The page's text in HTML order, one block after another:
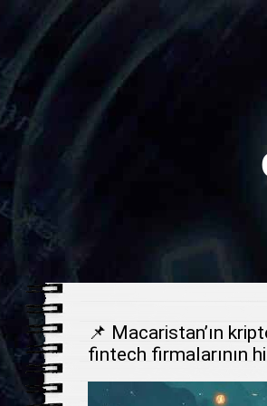
Выберите
язык
📌 Macaristan’ın
fintech firmalarının